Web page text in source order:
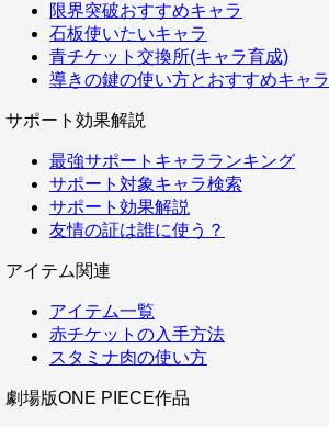
限界突破おすすめキャラ
石板使いたいキャラ
青チケット交換所(キャラ育成)
導きの鍵の使い方とおすすめキャラ
サポート効果解説
最強サポートキャラランキング
サポート対象キャラ検索
サポート効果解説
友情の証は誰に使う？
アイテム関連
アイテム一覧
赤チケットの入手方法
スタミナ肉の使い方
劇場版ONE PIECE作品